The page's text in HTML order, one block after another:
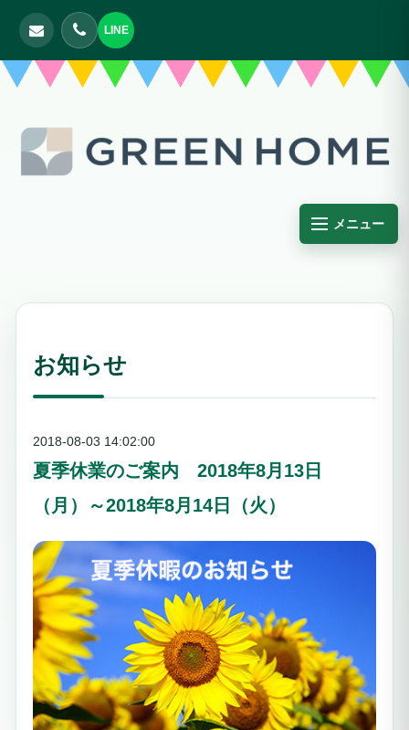
LINE
メニュー
お知らせ
2018-08-03 14:02:00
夏季休業のご案内 2018年8月13日
（月）～2018年8月14日（火）